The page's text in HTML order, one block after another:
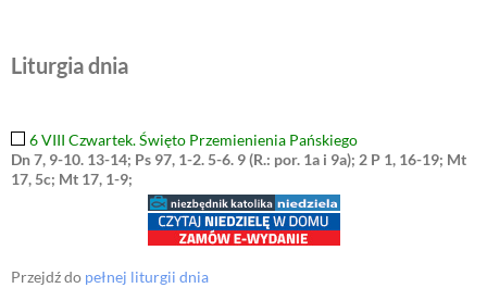
Liturgia dnia
6 VIII Czwartek. Święto Przemienienia Pańskiego
Dn 7, 9-10. 13-14; Ps 97, 1-2. 5-6. 9 (R.: por. 1a i 9a); 2 P 1, 16-19; Mt
17, 5c; Mt 17, 1-9;
Przejdź do pełnej liturgii dnia